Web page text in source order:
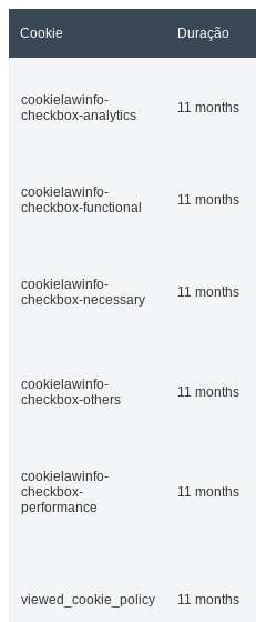
Cookie Duração
cookielawinfo-
checkbox-analytics
11 months
cookielawinfo-
checkbox-functional
11 months
cookielawinfo-
checkbox-necessary
11 months
cookielawinfo-
checkbox-others
11 months
cookielawinfo-
checkbox-
performance
11 months
viewed_cookie_policy 11 months